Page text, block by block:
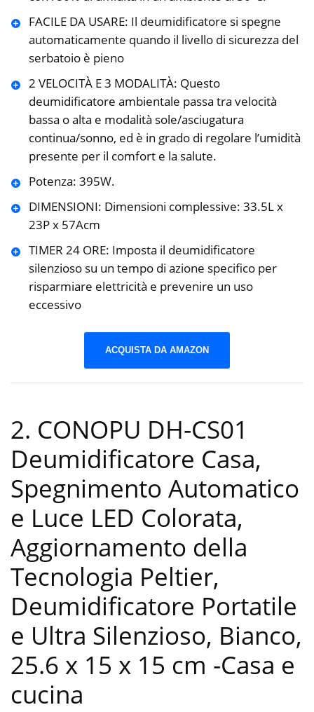
FACILE DA USARE: Il deumidificatore si spegne
automaticamente quando il livello di sicurezza del
serbatoio è pieno
2 VELOCITÀ E 3 MODALITÀ: Questo
deumidificatore ambientale passa tra velocità
bassa o alta e modalità sole/asciugatura
continua/sonno, ed è in grado di regolare l’umidità
presente per il comfort e la salute.
Potenza: 395W.
DIMENSIONI: Dimensioni complessive: 33.5L x
23P x 57Acm
TIMER 24 ORE: Imposta il deumidificatore
silenzioso su un tempo di azione specifico per
risparmiare elettricità e prevenire un uso
eccessivo
ACQUISTA DA AMAZON
2. CONOPU ‎DH-CS01
Deumidificatore Casa,
Spegnimento Automatico
e Luce LED Colorata,
Aggiornamento della
Tecnologia Peltier,
Deumidificatore Portatile
e Ultra Silenzioso, Bianco,
‎25.6 x 15 x 15 cm -Casa e
cucina